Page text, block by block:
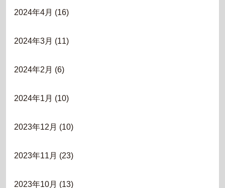
2024年4月 (16)
2024年3月 (11)
2024年2月 (6)
2024年1月 (10)
2023年12月 (10)
2023年11月 (23)
2023年10月 (13)